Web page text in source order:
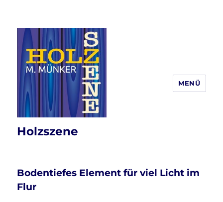
Holzszene
MENÜ
Bodentiefes Element für viel Licht im
Flur